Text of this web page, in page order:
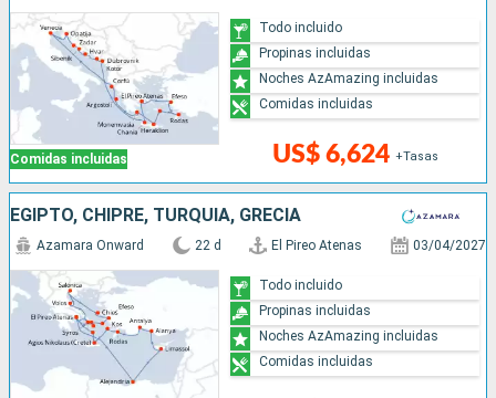
Comidas incluidas US$ 6,624 +Tasas
Todo incluido
Propinas incluidas
Noches AzAmazing incluidas
Comidas incluidas
EGIPTO, CHIPRE, TURQUÍA, GRECIA
Azamara Onward 22 d El Pireo Atenas 03/04/2027
Todo incluido
Propinas incluidas
Noches AzAmazing incluidas
Comidas incluidas